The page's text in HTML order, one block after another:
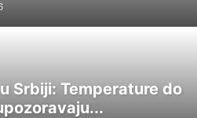
Srbiji: Temperature do